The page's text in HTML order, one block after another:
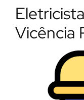
Vicência